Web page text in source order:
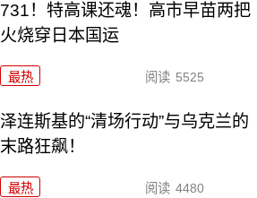
731！特高课还魂！高市早苗两把
火烧穿日本国运
最热 阅读 5525
泽连斯基的“清场行动”与乌克兰的
末路狂飙！
最热 阅读 4480